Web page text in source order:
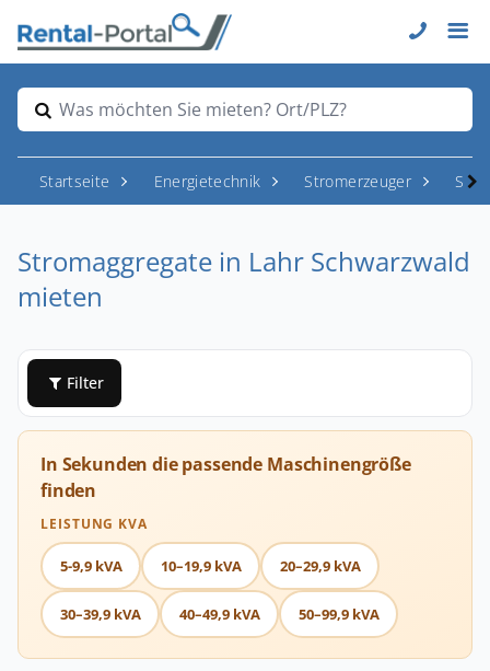
Was möchten Sie mieten? Ort/PLZ?
Startseite Energietechnik Stromerzeuger
Stromaggregate in Lahr Schwarzwald
mieten
Filter
In Sekunden die passende Maschinengröße
finden
LEISTUNG KVA
5-9,9 kVA 10–19,9 kVA 20–29,9 kVA
30–39,9 kVA 40–49,9 kVA 50–99,9 kVA